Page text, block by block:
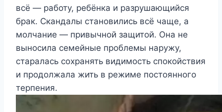
всё — работу, ребёнка и разрушающийся
брак. Скандалы становились всё чаще, а
молчание — привычной защитой. Она не
выносила семейные проблемы наружу,
старалась сохранять видимость спокойствия
и продолжала жить в режиме постоянного
терпения.